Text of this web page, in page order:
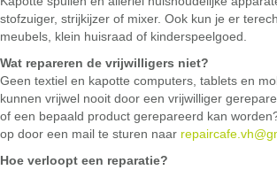
stofzuiger, strijkijzer of mixer. Ook kun je er
meubels, klein huisraad of kinderspeelgoed.
Wat repareren de vrijwilligers niet?
Geen textiel en kapotte computers, tablets en
kunnen vrijwel nooit door een vrijwilliger
of een bepaald product gerepareerd kan
op door een mail te sturen naar
Hoe verloopt een reparatie?